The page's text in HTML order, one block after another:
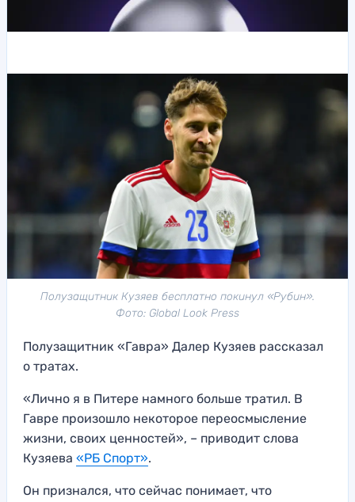
Полузащитник Кузяев бесплатно покинул «Рубин».
Фото: Global Look Press
Полузащитник «Гавра» Далер Кузяев рассказал
о тратах.
«Лично я в Питере намного больше тратил. В
Гавре произошло некоторое переосмысление
жизни, своих ценностей», – приводит слова
Кузяева «РБ Спорт».
Он признался, что сейчас понимает, что